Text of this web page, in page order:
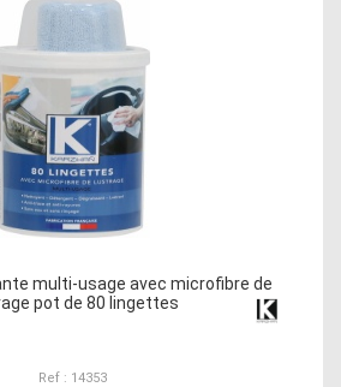
multi-usage avec microfibre de
pot de 80 lingettes
Ref : 14353